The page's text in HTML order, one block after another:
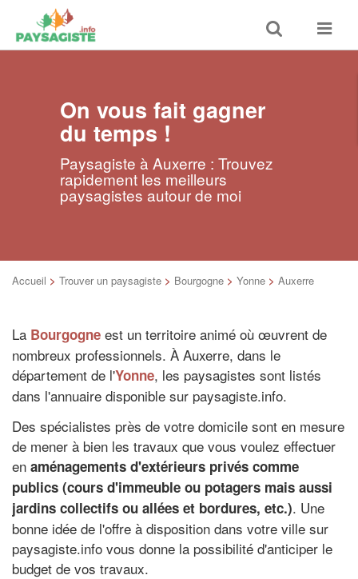
Toggle
search
Toggle
On vous fait gagner
du temps !
Paysagiste à Auxerre : Trouvez
rapidement les meilleurs
paysagistes autour de moi
Accueil > Trouver un paysagiste > Bourgogne > Yonne > Auxerre
La Bourgogne est un territoire animé où œuvrent de
nombreux professionnels. À Auxerre, dans le
département de l'Yonne, les paysagistes sont listés
dans l'annuaire disponible sur paysagiste.info.
Des spécialistes près de votre domicile sont en mesure
de mener à bien les travaux que vous voulez effectuer
en aménagements d'extérieurs privés comme
publics (cours d'immeuble ou potagers mais aussi
jardins collectifs ou allées et bordures, etc.). Une
bonne idée de l'offre à disposition dans votre ville sur
paysagiste.info vous donne la possibilité d'anticiper le
budget de vos travaux.